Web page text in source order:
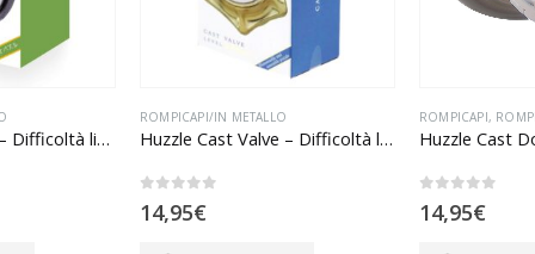
Huzzle Cast Dice – Difficoltà livello 3
ROMPICAPI/IN METALLO
Huzzle Cast Valve – Difficoltà livello 4
14,95€
ROMPICAPI,
14,95€